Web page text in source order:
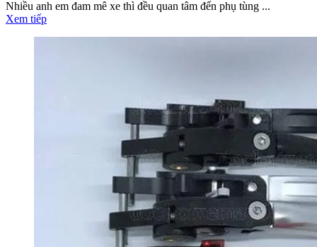
Nhiều anh em đam mê xe thì đều quan tâm đến phụ tùng ...
Xem tiếp